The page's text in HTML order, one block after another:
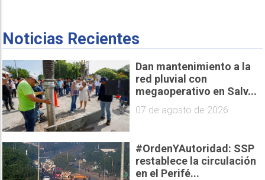
Noticias Recientes
Dan mantenimiento a la
red pluvial con
megaoperativo en Salv...
07 de agosto de 2026
#OrdenYAutoridad: SSP
restablece la circulación
en el Perifé...